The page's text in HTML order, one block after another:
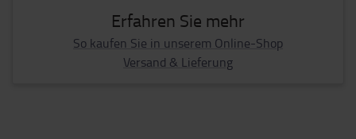
Erfahren Sie mehr
So kaufen Sie in unserem Online-Shop
Versand & Lieferung